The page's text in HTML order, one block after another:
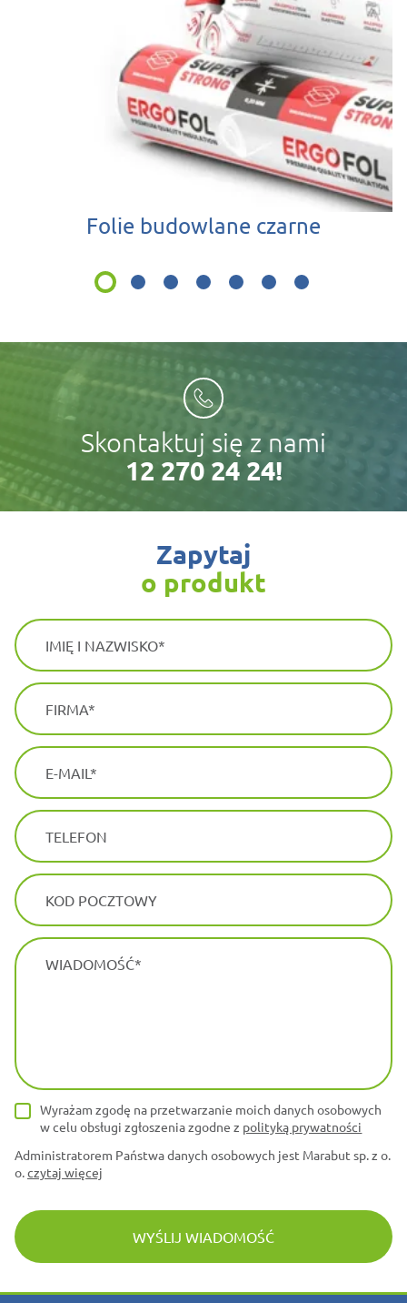
Folie budowlane czarne
Skontaktuj się z nami
12 270 24 24!
zapytaj
o produkt
IMIĘ I NAZWISKO
FIRMA
E-MAIL
TELEFON
KOD POCZTOWY
WIADOMOŚĆ
Wyrażam zgodę na przetwarzanie moich danych osobowych
w celu obsługi zgłoszenia zgodne z polityką prywatności
Administratorem Państwa danych osobowych jest Marabut sp. z o.
o.czytaj więcej
WYŚLIJ WIADOMOŚĆ